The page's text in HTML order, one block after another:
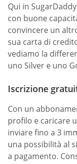
Qui in
con buone
convincere un
sua carta di
vediamo la
uno Silver e uno
Iscrizione
Con un
profilo e caricare
inviare fino a 3
una possibilità al
a pagamento.